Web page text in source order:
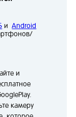
иAndroid
и
камеру